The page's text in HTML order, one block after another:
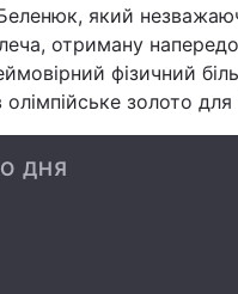
Статті
який
отриману
фізичний
золото для
ДНЯ